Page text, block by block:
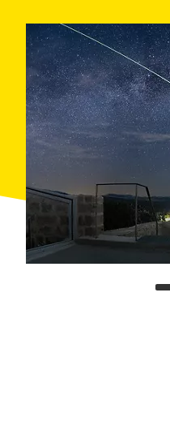
bàsics del municipi.